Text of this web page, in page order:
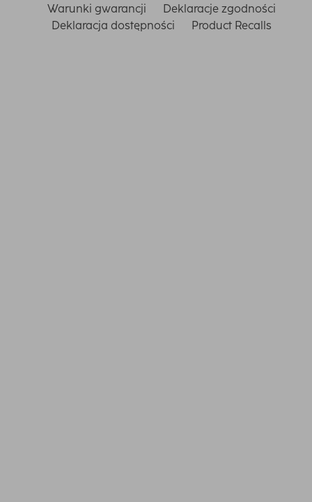
Warunki gwarancji
Deklaracje zgodności
Deklaracja dostępności
Product Recalls